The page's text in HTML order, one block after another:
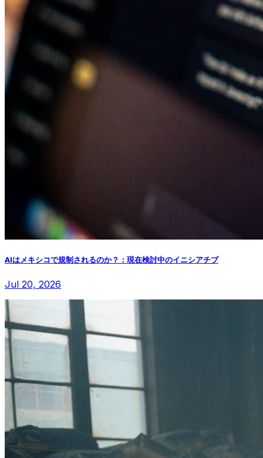
AIはメキシコで規制されるのか？：現在検討中のイニシアチブ
Jul 20, 2026